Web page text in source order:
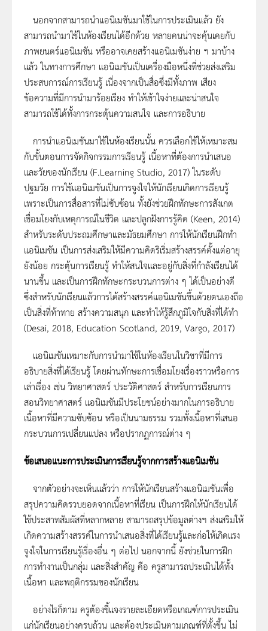
นอกจากสามารถนำแอนิเมชันมาใช้ในการประเมินแล้ว ยัง
สามารถนำมาใช้ในห้องเรียนได้อีกด้วย หลายคนน่าจะคุ้นเคยกับ
ภาพยนตร์แอนิเมชัน หรืออาจเคยสร้างแอนิเมชันง่าย ฯ มาบ้าง
แล้ว ในทางการศึกษา แอนิเมชันเป็นเครื่องมือหนึ่งที่ช่วยส่งเสริม
ประสบการณ์การเรียนรู้ เนื่องจากเป็นสื่อซึ่งมีทั้งภาพ เสียง
ข้อความที่มีการนำมาร้อยเรียง ทำให้เข้าใจง่ายและน่าสนใจ
สามารถใช้ได้ทั้งการกระตุ้นความสนใจ และการอธิบาย
การนำแอนิเมชันมาใช้ในห้องเรียนนั้น ควรเลือกใช้ให้เหมาะสม
กับขั้นตอนการจัดกิจกรรมการเรียนรู้ เนื้อหาที่ต้องการนำเสนอ
และวัยของนักเรียน (F.Learning Studio, 2017) ในระดับ
ปฐมวัย การใช้แอนิเมชันเป็นการจูงใจให้นักเรียนเกิดการเรียนรู้
เพราะเป็นการสื่อสารที่ไม่ซับซ้อน ทั้งยังช่วยฝึกทักษะการสังเกต
เชื่อมโยงกับเหตุการณ์ในชีวิต และปลูกฝังการรู้คิด (Keen, 2014)
สำหรับระดับประถมศึกษาและมัธยมศึกษา การให้นักเรียนฝึกทำ
แอนิเมชัน เป็นการส่งเสริมให้มีความคิดริเริ่มสร้างสรรค์ตั้งแต่อายุ
ยังน้อย กระตุ้นการเรียนรู้ ทำให้สนใจและอยู่กับสิ่งที่กำลังเรียนได้
นานขึ้น และเป็นการฝึกทักษะกระบวนการต่าง ๆ ได้เป็นอย่างดี
ซึ่งสำหรับนักเรียนแล้วการได้สร้างสรรค์แอนิเมชันขึ้นด้วยตนเองถือ
เป็นสิ่งที่ท้าทาย สร้างความสนุก และทำให้รู้สึกภูมิใจกับสิ่งที่ได้ทำ
(Desai, 2018, Education Scotland, 2019, Vargo, 2017)
แอนิเมชันเหมาะกับการนำมาใช้ในห้องเรียนในวิชาที่มีการ
อธิบายสิ่งที่ได้เรียนรู้ โดยผ่านทักษะการเชื่อมโยงเรื่องราวหรือการ
เล่าเรื่อง เช่น วิทยาศาสตร์ ประวัติศาสตร์ สำหรับการเรียนการ
สอนวิทยาศาสตร์ แอนิเมชันมีประโยชน์อย่างมากในการอธิบาย
เนื้อหาที่มีความซับซ้อน หรือเป็นนามธรรม รวมทั้งเนื้อหาที่เสนอ
กระบวนการเปลี่ยนแปลง หรือปรากฏการณ์ต่าง ๆ
ข้อเสนอแนะการประเมินการเรียนรู้จากการสร้างแอนิเมชัน
จากตัวอย่างจะเห็นแล้วว่า การให้นักเรียนสร้างแอนิเมชันเพื่อ
สรุปความคิดรวบยอดจากเนื้อหาที่เรียน เป็นการฝึกให้นักเรียนได้
ใช้ประสาทสัมผัสที่หลากหลาย สามารถสรุปข้อมูลต่างฯ ส่งเสริมให้
เกิดความสร้างสรรค์ในการนำเสนอสิ่งที่ได้เรียนรู้และก่อให้เกิดแรง
จูงใจในการเรียนรู้เรื่องอื่น ๆ ต่อไป นอกจากนี้ ยังช่วยในการฝึก
การทำงานเป็นกลุ่ม และสิ่งสำคัญ คือ ครูสามารถประเมินได้ทั้ง
เนื้อหา และพฤติกรรมของนักเรียน
อย่างไรก็ตาม ครูต้องชี้แจงรายละเอียดหรือเกณฑ์การประเมิน
แก่นักเรียนอย่างครบถ้วน และต้องประเมินตามเกณฑ์ที่ตั้งขึ้น ไม่